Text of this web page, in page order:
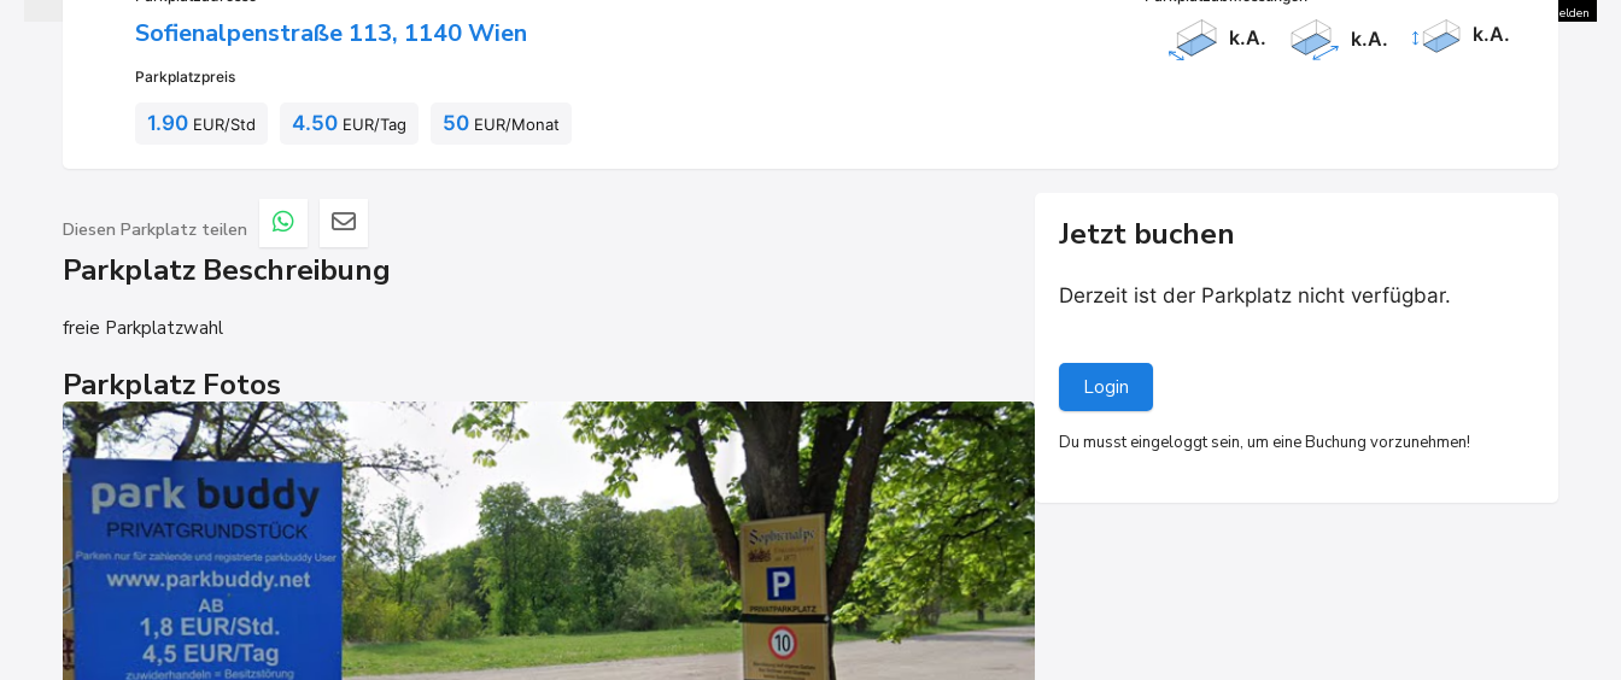
Problem melden
Sofienalpenstraße 113, 1140 Wien
Parkplatzpreis
1.90 EUR/Std 4.50 EUR/Tag 50 EUR/Monat
k.A. k.A. k.A.
Diesen Parkplatz teilen
Parkplatz Beschreibung
freie Parkplatzwahl
Parkplatz Fotos
Jetzt buchen
Derzeit ist der Parkplatz nicht verfügbar.
Login
Du musst eingeloggt sein, um eine Buchung vorzunehmen!